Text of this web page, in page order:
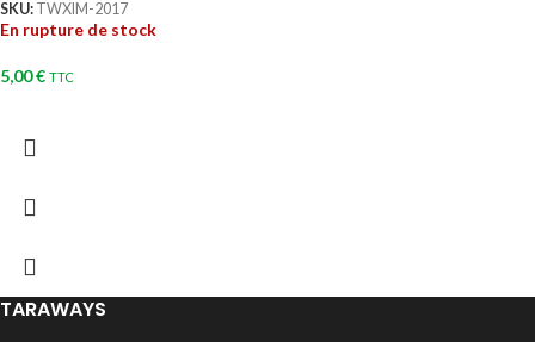
SKU: TWXIM-2017
En rupture de stock
5,00€ TTC
TARAWAYS